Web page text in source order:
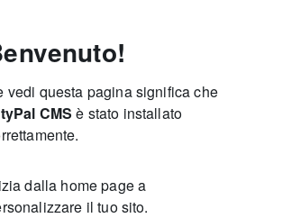
vedi questa pagina significa che
CMS è stato installato
dalla home page a
il tuo sito.